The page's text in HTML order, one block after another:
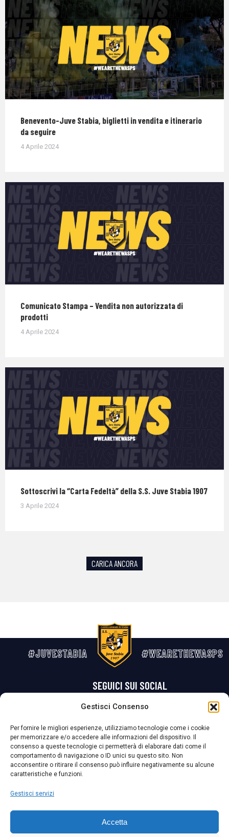
Gestisci Consenso
Per fornire le migliori esperienze, utilizziamo tecnologie come i cookie
per memorizzare e/o accedere alle informazioni del dispositivo. Il
consenso a queste tecnologie ci permetterà di elaborare dati come il
comportamento di navigazione o ID unici su questo sito. Non
acconsentire o ritirare il consenso può influire negativamente su alcune
caratteristiche e funzioni.
Gestisci servizi
Accetta
Benevento-Juve Stabia, biglietti in vendita e itinerario
da seguire
4 Aprile 2024
Comunicato Stampa – Vendita non autorizzata di
prodotti
4 Aprile 2024
Sottoscrivi la “Carta Fedeltà” della S.S. Juve Stabia 1907
3 Aprile 2024
CARICA ANCORA
#JUVESTABIA #WEARETHEWASPS
SEGUICI SUI SOCIAL
La Società ha nominato il Responsabile della Protezione dei Dati Personali (DPO), figura specializzata che vigila sulle modalità adottate dalla
nostra Società per tutelare i Suoi dati personali.